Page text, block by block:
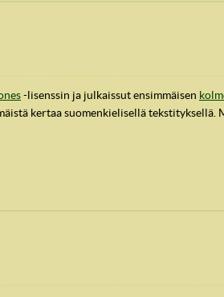
-lisenssin ja julkaissut ensimmäisen
kertaa suomenkielisellä tekstityksellä.